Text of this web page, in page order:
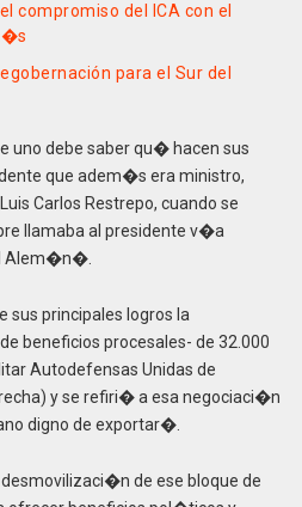
compromiso del ICA con el
para el Sur del
uno debe saber qu� hacen sus
que adem�s era ministro,
Carlos Restrepo, cuando se
llamaba al presidente v�a
Alem�n�.
sus principales logros la
beneficios procesales- de 32.000
Autodefensas Unidas de
y se refiri� a esa negociaci�n
digno de exportar�.
de ese bloque de